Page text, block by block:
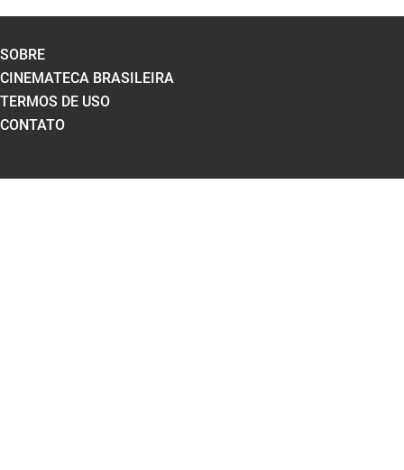
SOBRE
CINEMATECA BRASILEIRA
TERMOS DE USO
CONTATO